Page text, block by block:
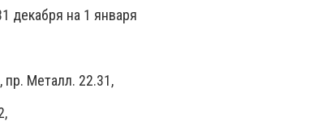
декабря на 1 января
пр. Металл. 22.31,